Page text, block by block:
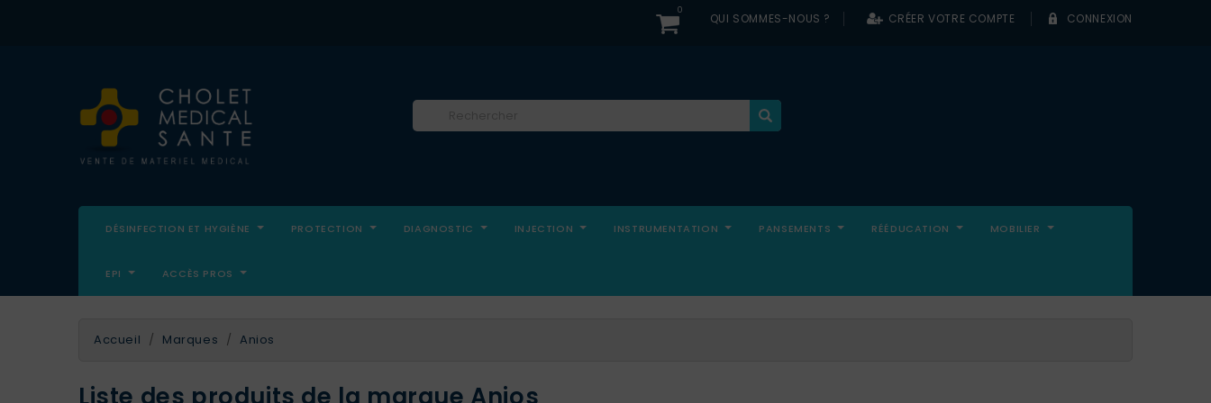
0
QUI SOMMES-NOUS ? CRÉER VOTRE COMPTE CONNEXION
DÉSINFECTION ET HYGIÈNE PROTECTION DIAGNOSTIC INJECTION INSTRUMENTATION PANSEMENTS RÉÉDUCATION MOBILIER
EPI ACCÈS PROS
Accueil Marques Anios
Liste des produits de la marque Anios